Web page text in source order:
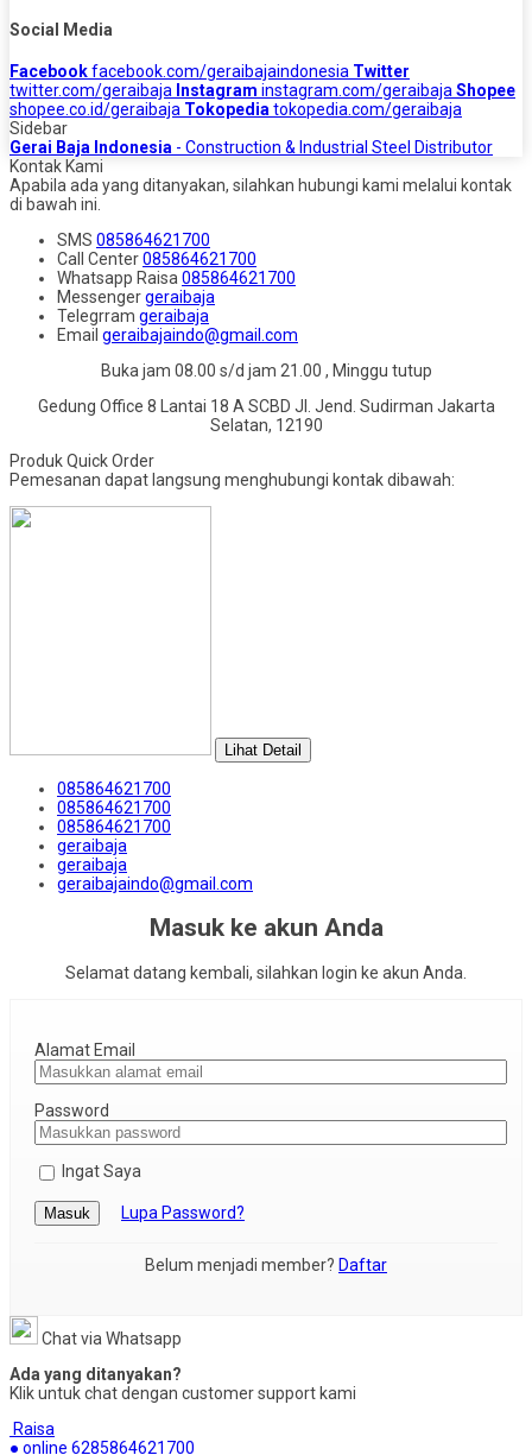
Social Media
Facebookfacebook.com/geraibajaindonesia Twitter
twitter.com/geraibaja Instagram instagram.com/geraibaja Shopee
shopee.co.id/geraibaja Tokopedia tokopedia.com/geraibaja
Sidebar
Gerai Baja Indonesia - Construction & Industrial Steel Distributor
Kontak Kami
Apabila ada yang ditanyakan, silahkan hubungi kami melalui kontak
di bawah ini.
SMS 085864621700
Call Center085864621700
Whatsapp Raisa 085864621700
Messengergeraibaja
Telegrram geraibaja
Email geraibajaindo@gmail.com
Buka jam 08.00 s/d jam 21.00 , Minggu tutup
Gedung Office 8 Lantai 18 A SCBD Jl. Jend. Sudirman Jakarta
Selatan, 12190
Produk Quick Order
Pemesanan dapat langsung menghubungi kontak dibawah:
Lihat Detail
085864621700
085864621700
085864621700
geraibaja
geraibaja
geraibajaindo@gmail.com
Masuk ke akun Anda
Selamat datang kembali, silahkan login ke akun Anda.
Alamat Email
Password
Ingat Saya
Masuk Lupa Password?
Belum menjadi member? Daftar
Chat via Whatsapp
Ada yang ditanyakan?
Klik untuk chat dengan customer support kami
Raisa
● online 6285864621700